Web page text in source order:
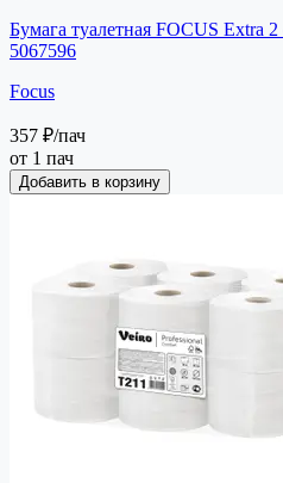
Бумага туалетная FOCUS Extra
5067596
Focus
357 ₽/пач
от 1 пач
Добавить в корзину